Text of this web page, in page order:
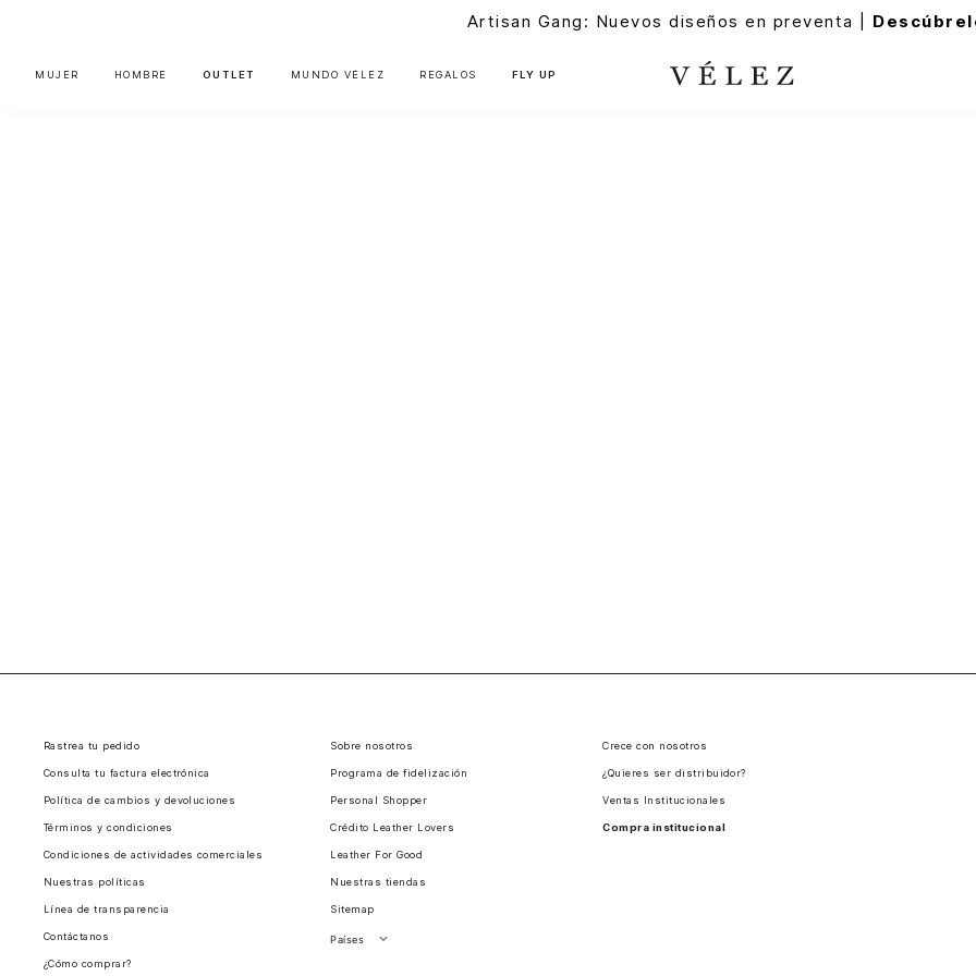
Artisan Gang: Nuevos diseños en preventa |
MUJER HOMBRE OUTLET MUNDO VÉLEZ REGALOS FLY UP
Rastrea tu pedido
Consulta tu factura electrónica
Política de cambios y devoluciones
Términos y condiciones
Condiciones de actividades comerciales
Nuestras políticas
Línea de transparencia
Contáctanos
¿Cómo comprar?
Sobre nosotros
Programa de fidelización
Personal Shopper
Crédito Leather Lovers
Leather For Good
Nuestras tiendas
Sitemap
Países
Crece con nosotros
¿Quieres ser distribuidor?
Ventas Institucionales
Compra institucional